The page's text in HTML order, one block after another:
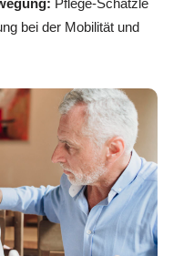
bei der Mobilität und